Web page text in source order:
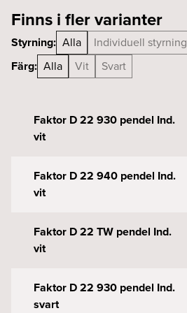
Finns i fler varianter
Styrning: Alla
Individuell styrning
Färg: Alla Vit Svart
Faktor D 22 930 pendel Ind.
vit
Faktor D 22 940 pendel Ind.
vit
Faktor D 22 TW pendel Ind.
vit
Faktor D 22 930 pendel Ind.
svart